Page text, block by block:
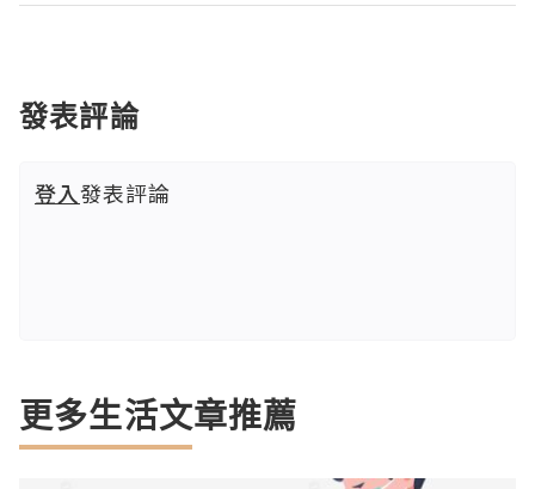
發表評論
登入發表評論
更多生活文章推薦